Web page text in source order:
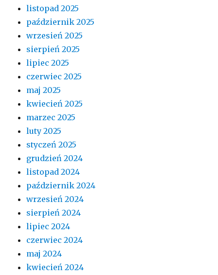
listopad 2025
październik 2025
wrzesień 2025
sierpień 2025
lipiec 2025
czerwiec 2025
maj 2025
kwiecień 2025
marzec 2025
luty 2025
styczeń 2025
grudzień 2024
listopad 2024
październik 2024
wrzesień 2024
sierpień 2024
lipiec 2024
czerwiec 2024
maj 2024
kwiecień 2024